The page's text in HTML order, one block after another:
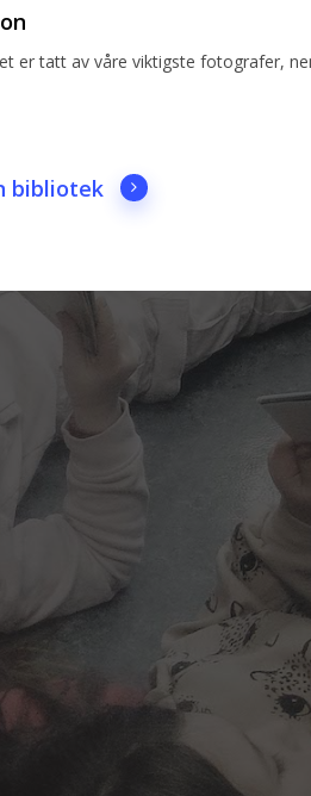
er tatt av våre viktigste fotografer,
bibliotek